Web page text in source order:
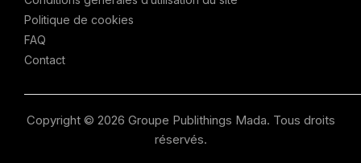
Politique de cookies
FAQ
Contact
Copyright © 2026 Groupe Publithings Mada. Tous droits
réservés.